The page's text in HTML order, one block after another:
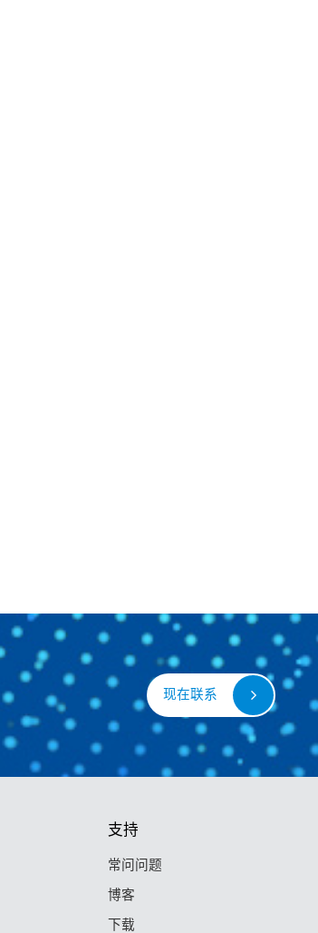
现在联系
支持
常问问题
博客
下载